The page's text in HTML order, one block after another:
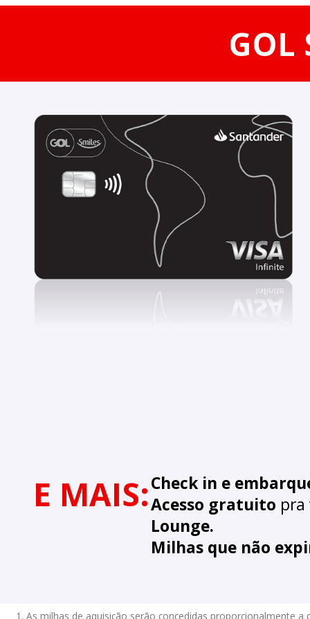
E MAIS:Check in e
Acesso gratuito pra
Lounge.
Milhas que não
1. As milhas de aquisição serão concedidas proporcionalmente